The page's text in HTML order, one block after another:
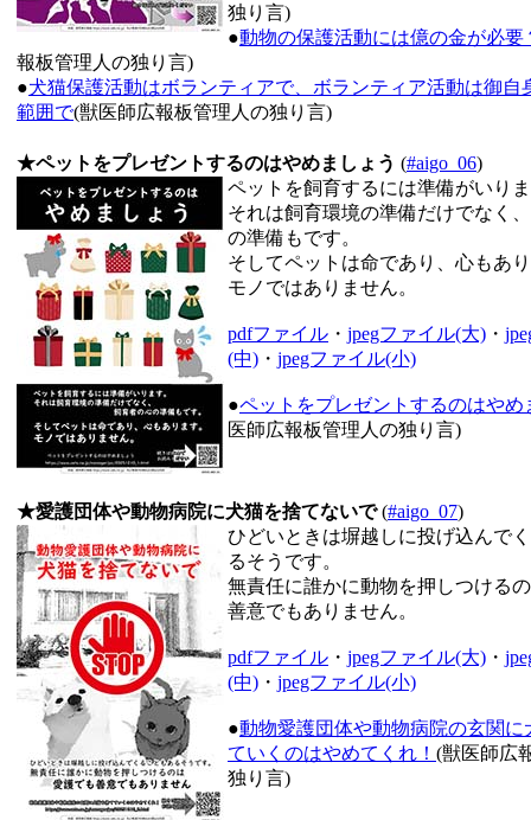
独り言)
●動物の保護活動には億の金が必要
報板管理人の独り言)
●犬猫保護活動はボランティアで、ボランティア活動は御自
範囲で(獣医師広報板管理人の独り言)
★ペットをプレゼントするのはやめましょう (#aigo_06)
ペットを飼育するには準備がいり
それは飼育環境の準備だけでなく
の準備もです。
そしてペットは命であり、心もあ
モノではありません。
pdfファイル ・ jpegファイル(大) ・
(中) ・ jpegファイル(小)
●ペットをプレゼントするのはやめ
医師広報板管理人の独り言)
★愛護団体や動物病院に犬猫を捨てないで(#aigo_07)
ひどいときは塀越しに投げ込んで
るそうです。
無責任に誰かに動物を押しつける
善意でもありません。
pdfファイル ・ jpegファイル(大) ・
(中) ・ jpegファイル(小)
●動物愛護団体や動物病院の玄関に
ていくのはやめてくれ！ (獣医師広
独り言)